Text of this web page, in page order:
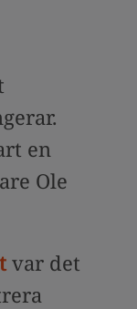
en
Ole
var det